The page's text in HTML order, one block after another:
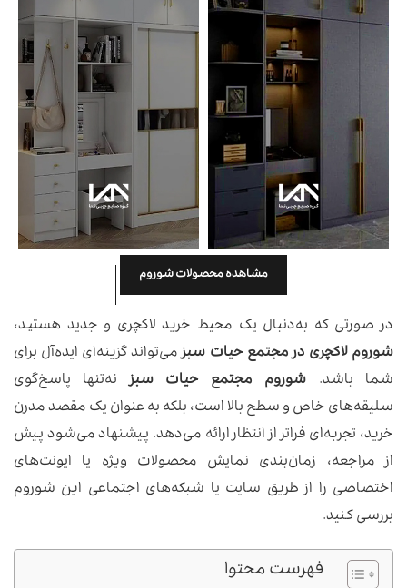
مشاهده محصولات شوروم
در صورتی که به‌دنبال یک محیط خرید لاکچری و جدید هستید،
شوروم لاکچری در مجتمع حیات سبزمی‌تواند گزینه‌ای ایده‌آل برای
شما باشد. شوروم مجتمع حیات سبزنه‌تنها پاسخ‌گوی
سلیقه‌های خاص و سطح بالا است، بلکه به عنوان یک مقصد مدرن
خرید، تجربه‌ای فراتر از انتظار ارائه می‌دهد. پیشنهاد می‌شود پیش
از مراجعه، زمان‌بندی نمایش محصولات ویژه یا ایونت‌های
اختصاصی را از طریق سایت یا شبکه‌های اجتماعی این شوروم
بررسی کنید.
فهرست محتوا